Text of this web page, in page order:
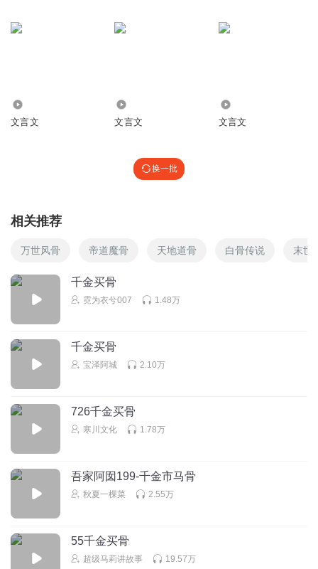
文言文 文言文 文言文
换一批
相关推荐
万世风骨 帝道魔骨 天地道骨 白骨传说 末世
千金买骨
霓为衣兮007 1.48万
千金买骨
宝泽阿城 2.10万
726千金买骨
寒川文化 1.78万
吾家阿囡199-千金市马骨
秋夏一棵菜 2.55万
55千金买骨
超级马莉讲故事 19.57万